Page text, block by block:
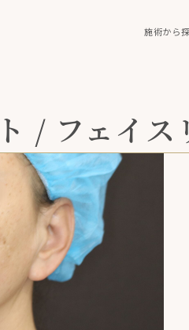
施術から
/ フェイ